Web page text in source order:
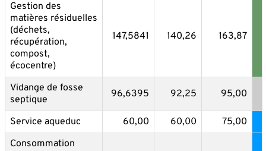
Gestion des
matières résiduelles
(déchets,
récupération,
compost,
écocentre)
147,5841 140,26 163,87
Vidange de fosse
septique
96,6395 92,25 95,00
Service aqueduc 60,00 60,00
75,00
Consommation